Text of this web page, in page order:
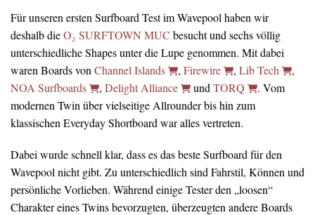
Für unseren ersten Surfboard Test im Wavepool haben wir
deshalb dieO₂ SURFTOWN MUC besucht und sechs völlig
unterschiedliche Shapes unter die Lupe genommen. Mit dabei
waren Boards vonChannel Islands , Firewire , Lib Tech
,
NOA Surfboards
, Delight Alliance undTORQ
. Vom
modernen Twin über vielseitige Allrounder bis hin zum
klassischen Everyday Shortboard war alles vertreten.
Dabei wurde schnell klar, dass es das beste Surfboard für den
Wavepool nicht gibt. Zu unterschiedlich sind Fahrstil, Können und
persönliche Vorlieben. Während einige Tester den „loosen“
Charakter eines Twins bevorzugten, überzeugten andere Boards